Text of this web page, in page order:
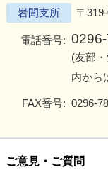
岩間支所 〒
電話番号:
(友部
内から
FAX番号: 0296-
ご意見・ご質問